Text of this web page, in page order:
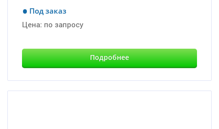
Под заказ
Цена: по запросу
Подробнее